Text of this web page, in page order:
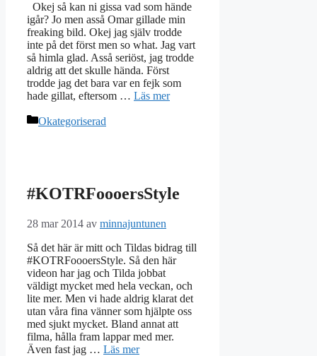
Okej så kan ni gissa vad som hände
igår? Jo men asså Omar gillade min
freaking bild. Okej jag själv trodde
inte på det först men so what. Jag vart
så himla glad. Asså seriöst, jag trodde
aldrig att det skulle hända. Först
trodde jag det bara var en fejk som
hade gillat, eftersom … Läs mer
Kategorier
Okategoriserad
#KOTRFoooersStyle
28 mar 2014 av minnajuntunen
Så det här är mitt och Tildas bidrag till
#KOTRFoooersStyle. Så den här
videon har jag och Tilda jobbat
väldigt mycket med hela veckan, och
lite mer. Men vi hade aldrig klarat det
utan våra fina vänner som hjälpte oss
med sjukt mycket. Bland annat att
filma, hålla fram lappar med mer.
Även fast jag … Läs mer